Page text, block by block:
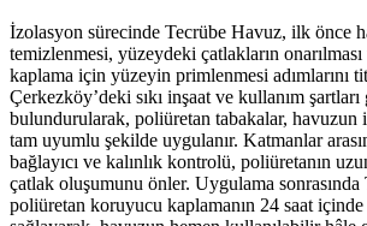
İzolasyon sürecinde Tecrübe Havuz, ilk önce
temizlenmesi, yüzeydeki çatlakların
kaplama için yüzeyin primlenmesi adımlarını
Çerkezköy’deki sıkı inşaat ve kullanım
bulundurularak, poliüretan tabakalar, havuzun
tam uyumlu şekilde uygulanır. Katmanlar
bağlayıcı ve kalınlık kontrolü, poliüretanın
çatlak oluşumunu önler. Uygulama
poliüretan koruyucu kaplamanın 24 saat içinde